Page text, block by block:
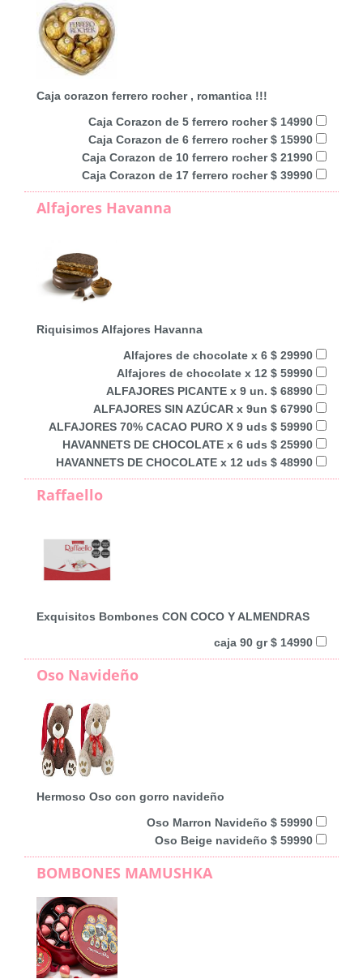
Caja corazon ferrero rocher , romantica !!!
Caja Corazon de 5 ferrero rocher $ 14990
Caja Corazon de 6 ferrero rocher $ 15990
Caja Corazon de 10 ferrero rocher $ 21990
Caja Corazon de 17 ferrero rocher $ 39990
Alfajores Havanna
Riquisimos Alfajores Havanna
Alfajores de chocolate x 6 $ 29990
Alfajores de chocolate x 12 $ 59990
ALFAJORES PICANTE x 9 un. $ 68990
ALFAJORES SIN AZÚCAR x 9un $ 67990
ALFAJORES 70% CACAO PURO X 9 uds $ 59990
HAVANNETS DE CHOCOLATE x 6 uds $ 25990
HAVANNETS DE CHOCOLATE x 12 uds $ 48990
Raffaello
Exquisitos Bombones CON COCO Y ALMENDRAS
caja 90 gr $ 14990
Oso Navideño
Hermoso Oso con gorro navideño
Oso Marron Navideño $ 59990
Oso Beige navideño $ 59990
BOMBONES MAMUSHKA